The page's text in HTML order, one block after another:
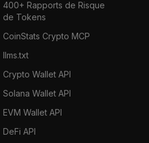
400+ Rapports de Risque
de Tokens
CoinStats Crypto MCP
llms.txt
Crypto Wallet API
Solana Wallet API
EVM Wallet API
DeFi API